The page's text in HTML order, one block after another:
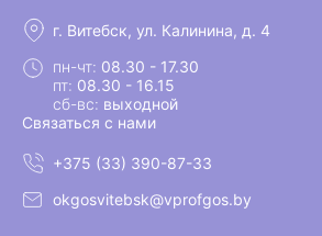
г. Витебск, ул. Калинина, д. 4
пн-чт: 08.30 - 17.30
пт: 08.30 - 16.15
сб-вс: выходной
Связаться с нами
+375 (33) 390-87-33
okgosvitebsk@vprofgos.by